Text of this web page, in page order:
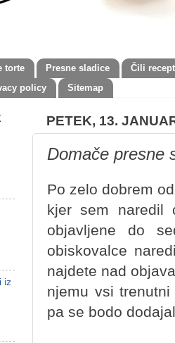
torte Presne sladice
Čili
policy
Sitemap
PETEK, 13.
Domače presne
Po zelo dobrem
kjer sem naredil
objavljene do
obiskovalce
najdete nad
njemu vsi
pa se bodo
iz